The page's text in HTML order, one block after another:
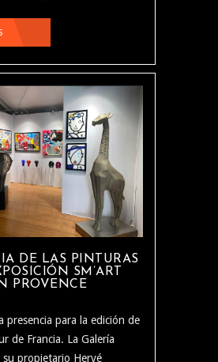
DE LAS PINTURAS
SM’ART
PROVENCE
presencia para la edición de
de Francia. La Galería
su propietario Hervé